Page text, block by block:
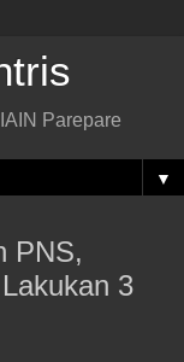
Parepare
▼
PNS,
3